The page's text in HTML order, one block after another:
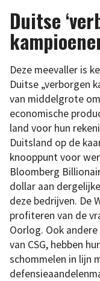
Duitse
Deze meevaller is
Duitse „verborgen
van middelgrote
economische
land voor hun
Duitsland op de
knooppunt voor
Bloomberg
dollar aan
deze bedrijven. De
profiteren van de
Oorlog. Ook
van CSG, hebben
schommelen in lijn